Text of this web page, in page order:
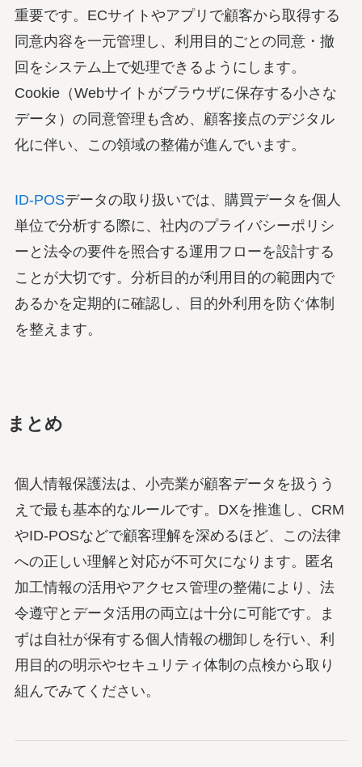
重要です。ECサイトやアプリで顧客から取得する
同意内容を一元管理し、利用目的ごとの同意・撤
回をシステム上で処理できるようにします。
Cookie（Webサイトがブラウザに保存する小さな
データ）の同意管理も含め、顧客接点のデジタル
化に伴い、この領域の整備が進んでいます。
ID-POSデータの取り扱いでは、購買データを個人
単位で分析する際に、社内のプライバシーポリシ
ーと法令の要件を照合する運用フローを設計する
ことが大切です。分析目的が利用目的の範囲内で
あるかを定期的に確認し、目的外利用を防ぐ体制
を整えます。
まとめ
個人情報保護法は、小売業が顧客データを扱うう
えで最も基本的なルールです。DXを推進し、CRM
やID-POSなどで顧客理解を深めるほど、この法律
への正しい理解と対応が不可欠になります。匿名
加工情報の活用やアクセス管理の整備により、法
令遵守とデータ活用の両立は十分に可能です。ま
ずは自社が保有する個人情報の棚卸しを行い、利
用目的の明示やセキュリティ体制の点検から取り
組んでみてください。